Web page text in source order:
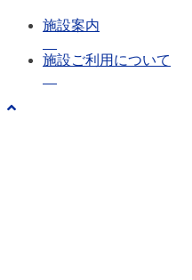
施設案内
施設ご利用について